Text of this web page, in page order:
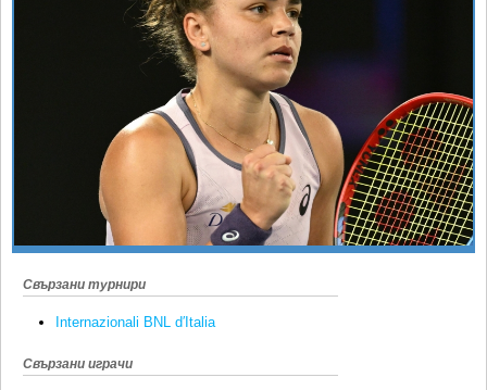
Свързани турнири
Internazionali BNL d′Italia
Свързани играчи